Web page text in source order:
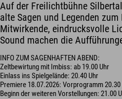
Auf der Freilichtbühne
alte Sagen und Legenden zum
Mitwirkende, eindrucksvolle
Sound machen die
INFO ZUM SAGENHAFTEN ABEND:
Zeltbewirtung mit Imbiss: ab 19.00 Uhr
Einlass ins Spielgelände: 20.40 Uhr
Premiere 18.07.2026: Vorprogramm 20.30
Beginn der weiteren Vorstellungen: 21.00